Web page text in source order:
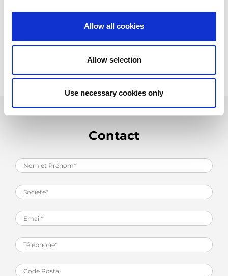
Allow all cookies
Allow selection
Use necessary cookies only
Contact